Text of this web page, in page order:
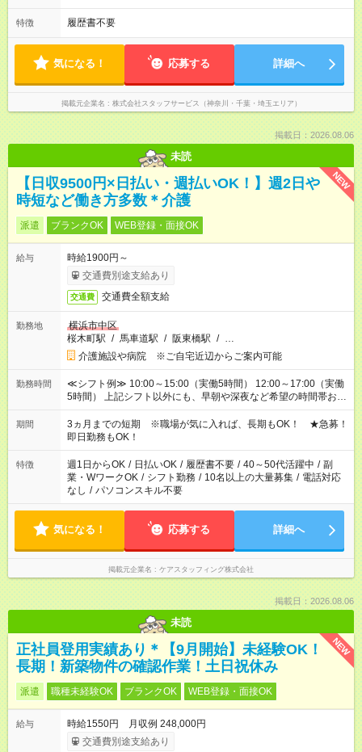
特徴 履歴書不要
気になる！ 応募する 詳細へ
掲載元企業名 株式会社スタッフサービス（神奈川・千葉・埼玉エリア）
掲載日：2026.08.06
未読
NEW
【日収9500円×日払い・週払いOK！】週2日や
時短など働き方多数＊介護
派遣 ブランクOK WEB登録・面接OK
給与
時給1900円～
交通費別途支給あり
交通費 交通費全額支給
勤務地
横浜市中区
桜木町駅 / 馬車道駅 / 阪東橋駅 / …
介護施設や病院 ※ご自宅近辺からご案内可能
勤務時間
≪シフト例≫ 10:00～15:00（実働5時間） 12:00～17:00（実働
5時間） 上記シフト以外にも、早朝や深夜など希望の時間帯お聞
かせください！ 事前に担当からヒアリングもしますので、ご安
心ください！
期間
3ヵ月までの短期 ※職場が気に入れば、長期もOK！ ★急募！
即日勤務もOK！
特徴 週1日からOK / 日払いOK / 履歴書不要 / 40～50代活躍中 / 副
業・WワークOK / シフト勤務 / 10名以上の大量募集 / 電話対応
なし / パソコンスキル不要
気になる！ 応募する 詳細へ
掲載元企業名 ケアスタッフィング株式会社
掲載日：2026.08.06
未読
NEW
正社員登用実績あり＊【9月開始】未経験OK！
長期！新築物件の確認作業！土日祝休み
派遣 職種未経験OK ブランクOK WEB登録・面接OK
給与
時給1550円 月収例 248,000円
交通費別途支給あり